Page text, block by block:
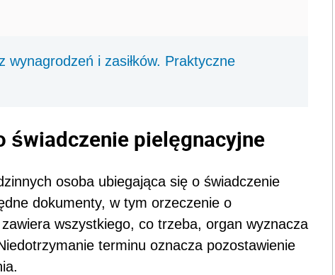
wynagrodzeń i zasiłków. Praktyczne
świadczenie pielęgnacyjne
osoba ubiegająca się o świadczenie
dokumenty, w tym orzeczenie o
wszystkiego, co trzeba, organ wyznacza
terminu oznacza pozostawienie